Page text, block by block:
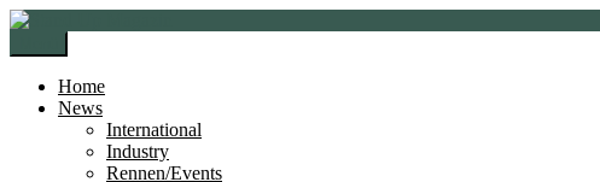
Zur
Navigation
springen
Zum
springen
Home
News
International
Industry
Rennen/Events